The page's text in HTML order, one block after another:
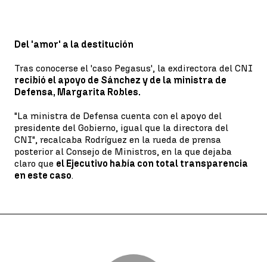
Del 'amor' a la destitución
Tras conocerse el 'caso Pegasus', la exdirectora del CNI
recibió el apoyo de Sánchez y de la ministra de
Defensa, Margarita Robles.
"La ministra de Defensa cuenta con el apoyo del
presidente del Gobierno, igual que la directora del
CNI", recalcaba Rodríguez en la rueda de prensa
posterior al Consejo de Ministros, en la que dejaba
claro que el Ejecutivo había con total transparencia
en este caso.